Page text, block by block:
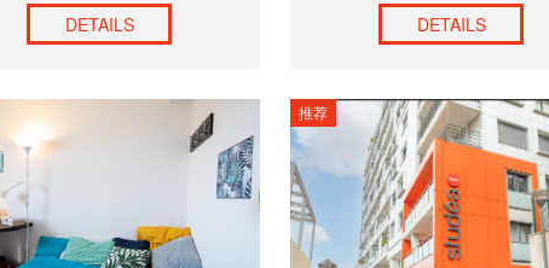
DETAILS DETAILS
推荐